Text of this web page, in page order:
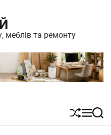
меблів та ремонту
S
MS